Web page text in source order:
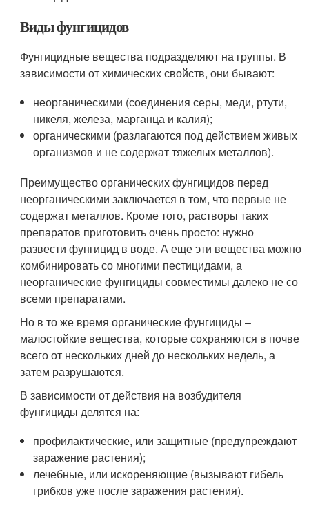
Виды фунгицидов
Фунгицидные вещества подразделяют на группы. В
зависимости от химических свойств, они бывают:
неорганическими (соединения серы, меди, ртути,
никеля, железа, марганца и калия);
органическими (разлагаются под действием живых
организмов и не содержат тяжелых металлов).
Преимущество органических фунгицидов перед
неорганическими заключается в том, что первые не
содержат металлов. Кроме того, растворы таких
препаратов приготовить очень просто: нужно
развести фунгицид в воде. А еще эти вещества можно
комбинировать со многими пестицидами, а
неорганические фунгициды совместимы далеко не со
всеми препаратами.
Но в то же время органические фунгициды –
малостойкие вещества, которые сохраняются в почве
всего от нескольких дней до нескольких недель, а
затем разрушаются.
В зависимости от действия на возбудителя
фунгициды делятся на:
профилактические, или защитные (предупреждают
заражение растения);
лечебные, или искореняющие (вызывают гибель
грибков уже после заражения растения).